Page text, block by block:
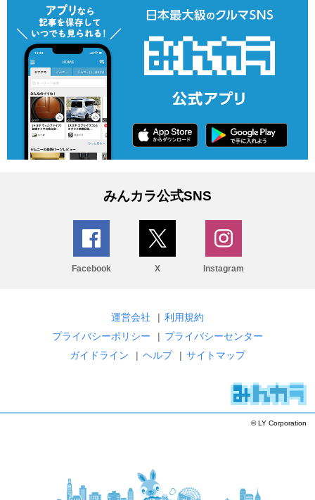
みんカラ公式SNS
Facebook X Instagram
運営会社 | 利用規約
プライバシーポリシー
| プライバシーセンター
ガイドライン
| ヘルプ | サイトマップ
© LY Corporation